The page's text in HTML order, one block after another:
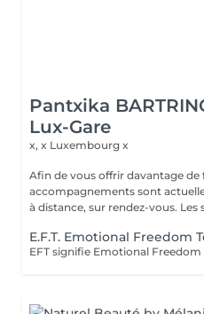
Pantxika
Lux-Gare
x, x Luxembourg x
Afin de vous offrir davantage de
accompagnements sont
à distance,
E.F.T. Emotional Freedom